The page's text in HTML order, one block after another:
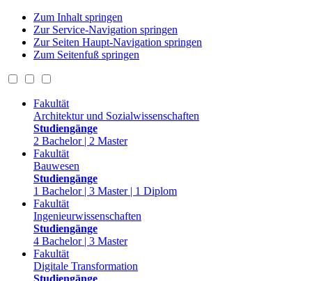
Zum Inhalt springen
Zur Service-Navigation springen
Zur Seiten Haupt-Navigation springen
Zum Seitenfuß springen
Fakultät
Architektur und Sozialwissenschaften
Studiengänge
2 Bachelor | 2 Master
Fakultät
Bauwesen
Studiengänge
1 Bachelor | 3 Master | 1 Diplom
Fakultät
Ingenieurwissenschaften
Studiengänge
4 Bachelor | 3 Master
Fakultät
Digitale Transformation
Studiengänge